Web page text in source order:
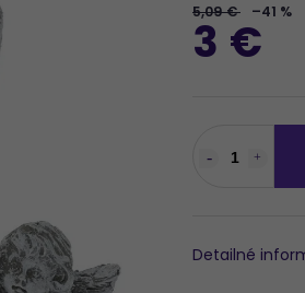
5,09 € –41 %
3 €
Detailné